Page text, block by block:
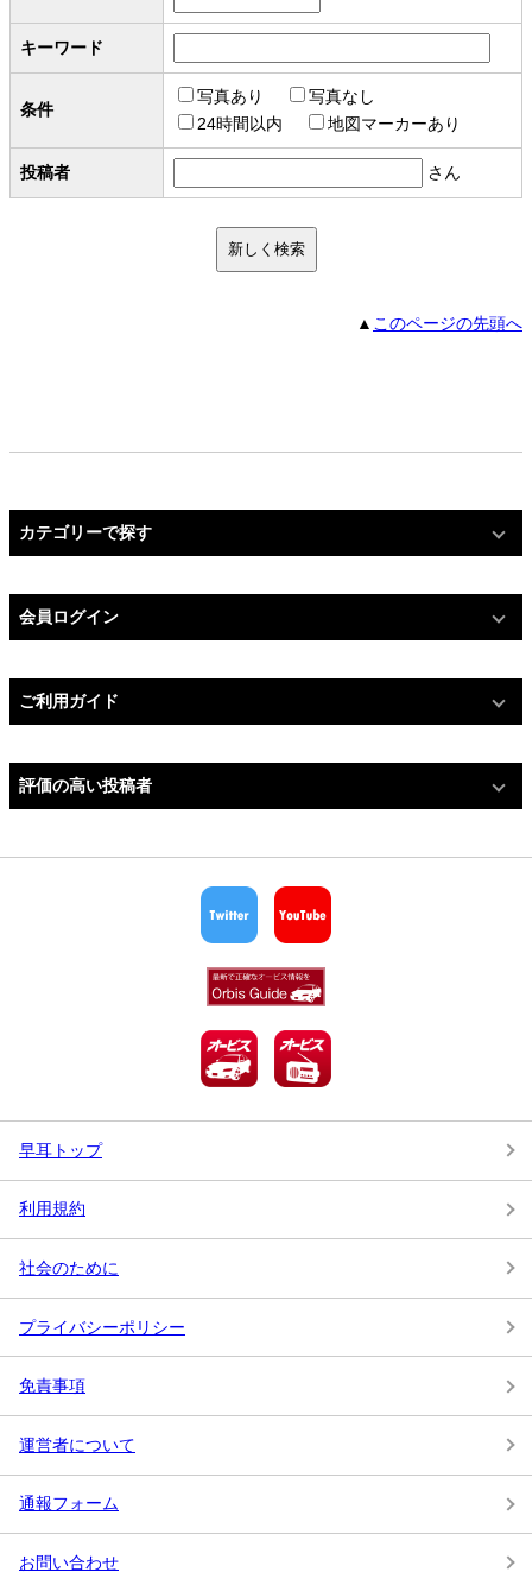
キーワード
条件
写真あり
写真なし
24時間以内
地図マーカーあり
投稿者 さん
▲ このページの先頭へ
カテゴリーで探す
会員ログイン
ご利用ガイド
評価の高い投稿者
早耳トップ
利用規約
社会のために
プライバシーポリシー
免責事項
運営者について
通報フォーム
お問い合わせ